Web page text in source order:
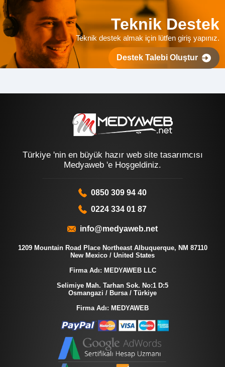
Teknik Destek
Teknik destek almak için lütfen giriş yapınız.
Destek Talebi Oluştur
Türkiye 'nin en büyük hazır web site tasarımcısı
Medyaweb 'e Hoşgeldiniz.
0850 309 94 40
0224 334 01 87
info@medyaweb.net
1209 Mountain Road Place Northeast Albuquerque, NM 87110
New Mexico / United States
Firma Adı: MEDYAWEB LLC
Selimiye Mah. Tarhan Sok. No:1 D:5
Osmangazi / Bursa / Türkiye
Firma Adı: MEDYAWEB